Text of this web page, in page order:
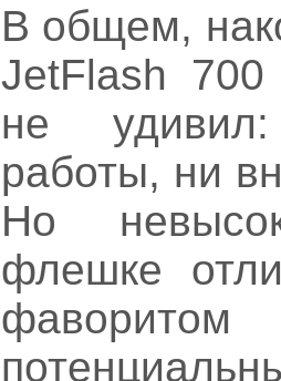
В общем,
JetFlash
не
работы, ни
Но
флешке